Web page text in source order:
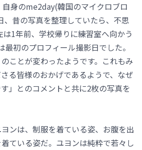
身のme2day(韓国のマイクロブロ
、昔の写真を整理していたら、不思
1年前、学校帰りに練習室へ向かう
最初のプロフィール撮影日でした。
ことが変わったようです。これもみ
る皆様のおかげであるようで、なぜ
」とのコメントと共に2枚の写真を
ンは、制服を着ている姿、お腹を出
ている姿だ。ユヨンは純粋で若々し